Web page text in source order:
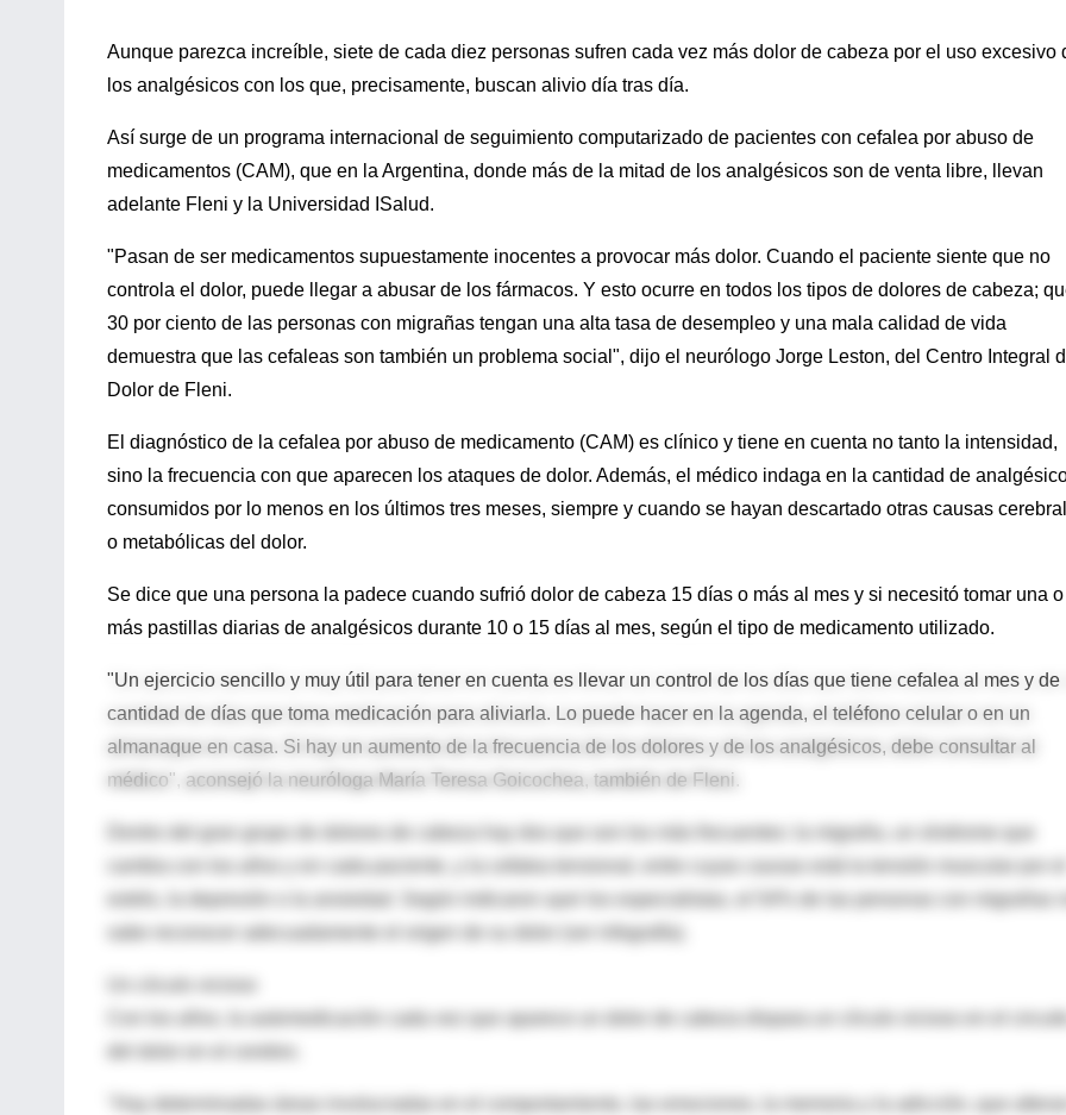
Aunque parezca increíble, siete de cada diez personas sufren cada vez más dolor de cabeza por el uso excesivo
los analgésicos con los que, precisamente, buscan alivio día tras día.
Así surge de un programa internacional de seguimiento computarizado de pacientes con cefalea por abuso de
medicamentos (CAM), que en la Argentina, donde más de la mitad de los analgésicos son de venta libre, llevan
adelante Fleni y la Universidad ISalud.
"Pasan de ser medicamentos supuestamente inocentes a provocar más dolor. Cuando el paciente siente que no
controla el dolor, puede llegar a abusar de los fármacos. Y esto ocurre en todos los tipos de dolores de cabeza;
30 por ciento de las personas con migrañas tengan una alta tasa de desempleo y una mala calidad de vida
demuestra que las cefaleas son también un problema social", dijo el neurólogo Jorge Leston, del Centro Integral
Dolor de Fleni.
El diagnóstico de la cefalea por abuso de medicamento (CAM) es clínico y tiene en cuenta no tanto la intensidad,
sino la frecuencia con que aparecen los ataques de dolor. Además, el médico indaga en la cantidad de
consumidos por lo menos en los últimos tres meses, siempre y cuando se hayan descartado otras causas
o metabólicas del dolor.
Se dice que una persona la padece cuando sufrió dolor de cabeza 15 días o más al mes y si necesitó tomar una o
más pastillas diarias de analgésicos durante 10 o 15 días al mes, según el tipo de medicamento utilizado.
"Un ejercicio sencillo y muy útil para tener en cuenta es llevar un control de los días que tiene cefalea al mes y de
cantidad de días que toma medicación para aliviarla. Lo puede hacer en la agenda, el teléfono celular o en un
almanaque en casa. Si hay un aumento de la frecuencia de los dolores y de los analgésicos, debe consultar al
médico", aconsejó la neuróloga María Teresa Goicochea, también de Fleni.
Dentro del gran grupo de dolores de cabeza hay dos que son los más frecuentes: la migraña, un síndrome que
estrés, la depresión o la ansiedad. Según indicaron ayer los especialistas, el 54% de las personas con migrañas
sabe reconocer adecuadamente el origen de su dolor (ver infografía).
Con los años, la automedicación cada vez que aparece un dolor de cabeza dispara un círculo vicioso en el
"Hay determinadas áreas involucradas en el comportamiento, las emociones, la memoria y la adicción, que